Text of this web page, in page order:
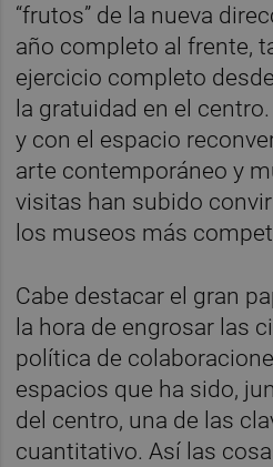
“frutos” de la nueva
año completo al frente,
ejercicio completo
la gratuidad en el
y con el espacio
arte contemporáneo y
visitas han subido
los museos más
Cabe destacar el gran
la hora de engrosar las
política de
espacios que ha sido,
del centro, una de las
cuantitativo. Así las